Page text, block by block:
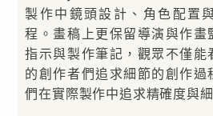
製作中鏡頭設計、角色配置
程。畫稿上更保留導演與作畫
指示與製作筆記，觀眾不僅能
的創作者們追求細節的創作過
們在實際製作中追求精確度與